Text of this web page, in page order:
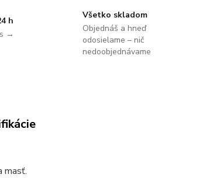
h
→
Všetko skladom
Objednáš a hneď
odosielame – nič
nedoobjednávame
masť.